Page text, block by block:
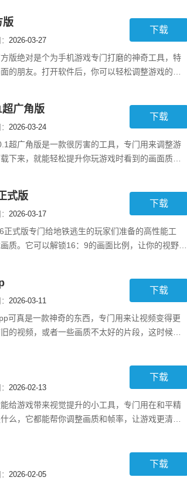
，让瞄准和移动更顺手，适合追
版
2026-03-27
下载
版绝对是个为手机游戏专门打磨的神奇工具，特
的朋友。打开软件后，你可以轻松调整游戏的分
置的手机来说，经常会遇到卡
广角版
2026-03-24
下载
超广角版是一款很厉害的工具，专门用来调整游
下来，就能轻松提升你玩游戏时看到的画面质
支持流畅运行，让你体验到更加丝
式版
2026-03-17
下载
正式版专门给地铁逃生的玩家们准备的高性能工
质。它可以解锁16：9的画面比例，让你的视野更
超大视角选择，很适合那些喜欢
2026-03-11
下载
可真是一款神奇的东西，专门用来让视频变得更
的视频，或者一些画质不太好的片段，这时候只
丽。还有，Wink还继承了美图秀
2026-02-13
下载
给游戏带来视觉提升的小工具，专门用在和平精
么，它都能帮你调整画质和帧率，让游戏更清晰
弄乱其他的配置。而且它占用
2026-02-05
下载